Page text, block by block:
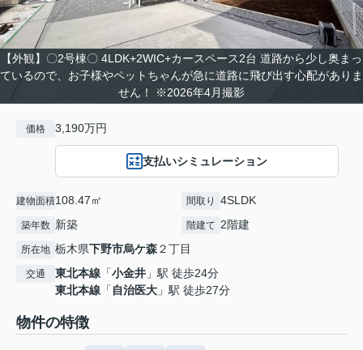
【外観】〇2号棟〇 4LDK+2WIC+カースペース2台 道路から少し奥まっ
ているので、お子様やペットちゃんが急に道路に飛び出す心配がありま
せん！ ※2026年4月撮影
価格 3,190万円
支払いシミュレーション
建物面積108.47㎡ 間取り 4SLDK
築年数 新築 階建て 2階建
所在地 栃木県下野市烏ケ森２丁目
交通 東北本線 「小金井 」駅 徒歩24分
東北本線 「 自治医大 」駅 徒歩27分
物件の特徴